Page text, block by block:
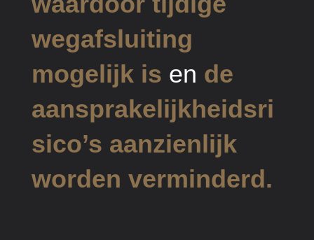
wegafsluiting
mogelijk is en de
aansprakelijkheidsri
sico’s aanzienlijk
worden verminderd.